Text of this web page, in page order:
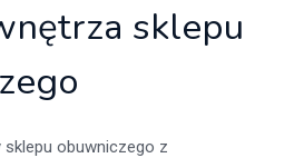
sklepu
obuwniczego z